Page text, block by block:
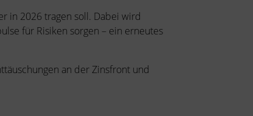
in 2026 tragen soll. Dabei wird
für Risiken sorgen – ein erneutes
an der Zinsfront und